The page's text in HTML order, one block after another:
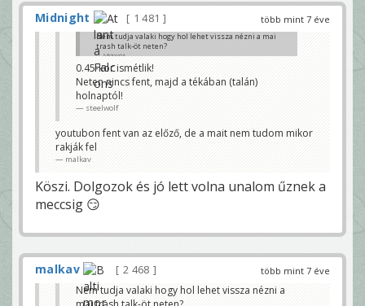
több mint 7 éve
Midnight 1 481
Nem tudja valaki hogy hol lehet vissza nézni a mai
trash talk-öt neten?
Midnight
0.45-kor ismétlik!
Neten nincs fent, majd a tékában (talán)
holnaptól!
steelwolf
youtubon fent van az előző, de a mait nem tudom mikor
rakják fel
malkav
Köszi. Dolgozok és jó lett volna unalom űznek a
meccsig 😏
több mint 7 éve
malkav
2 468
Nem tudja valaki hogy hol lehet vissza nézni a